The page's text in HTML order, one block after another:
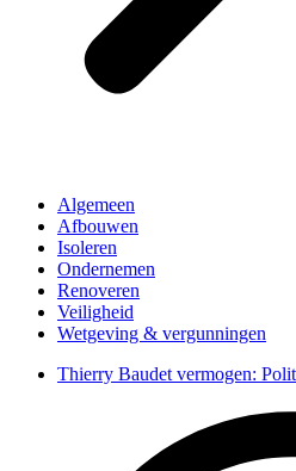
Algemeen
Afbouwen
Isoleren
Ondernemen
Renoveren
Veiligheid
Wetgeving & vergunningen
Thierry Baudet vermogen: